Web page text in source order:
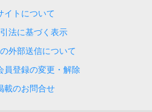
イトについて
法に基づく表示
外部送信について
員登録の変更・解除
載のお問合せ